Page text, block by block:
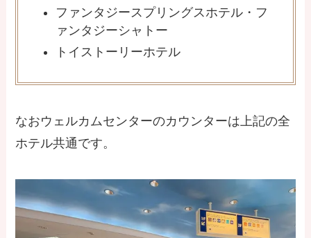
ファンタジースプリングスホテル・フ
ァンタジーシャトー
トイストーリーホテル
なおウェルカムセンターのカウンターは上記の全
ホテル共通です。